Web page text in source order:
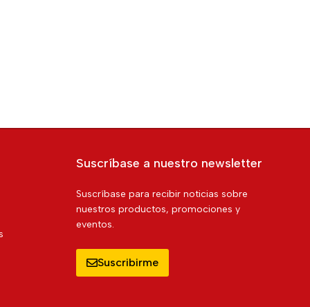
Suscríbase a nuestro newsletter
Suscríbase para recibir noticias sobre
nuestros productos, promociones y
eventos.
Suscribirme